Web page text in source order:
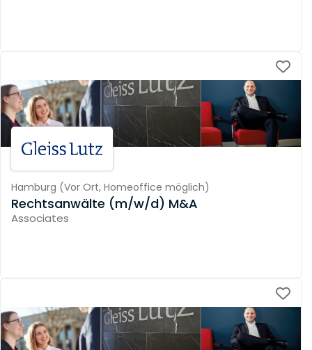
Hamburg (Vor Ort, Homeoffice möglich)
Rechtsanwälte (m/w/d) M&A
Associates